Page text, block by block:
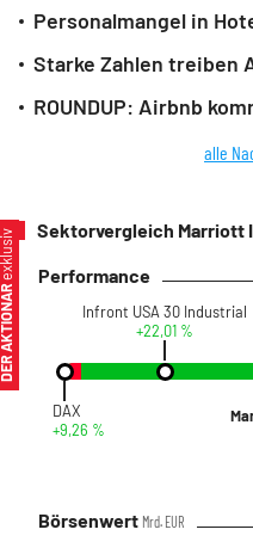
alle
Sektorvergleich Marriott
Performance
DAX
+9,26 %
Infront USA 30 Industrial
+22,01 %
Börsenwert Mrd. EUR